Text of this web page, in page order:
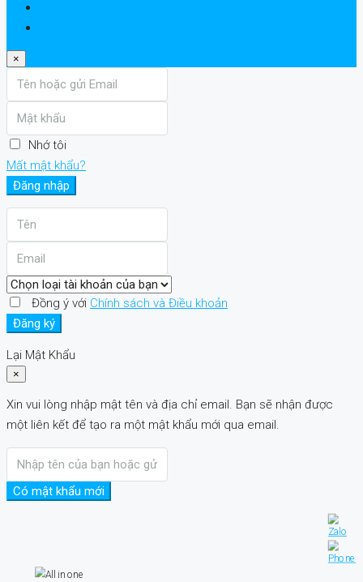
×
Nhớ tôi
Mất mật khẩu?
Đăng nhập
Đồng ý với Chính sách và Điều khoản
Đăng ký
Lại Mật Khẩu
×
Xin vui lòng nhập mật tên và địa chỉ email. Bạn sẽ nhận được
một liên kết để tạo ra một mật khẩu mới qua email.
Có mật khẩu mới